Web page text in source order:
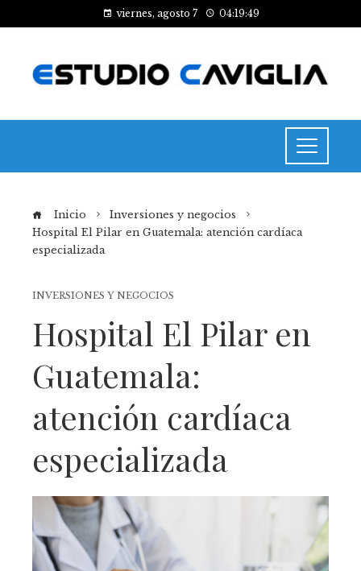
viernes, agosto 7 04:19:49
Inicio
Inversiones y negocios
Hospital El Pilar en Guatemala: atención cardíaca
especializada
INVERSIONES Y NEGOCIOS
Hospital El Pilar en
Guatemala:
atención cardíaca
especializada